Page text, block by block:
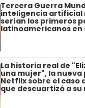
Tercera Guerra
inteligencia artificial
serían los primeros
latinoamericanos
La historia real de
una mujer", la nueva
Netflix sobre el caso
que descuartizó a su